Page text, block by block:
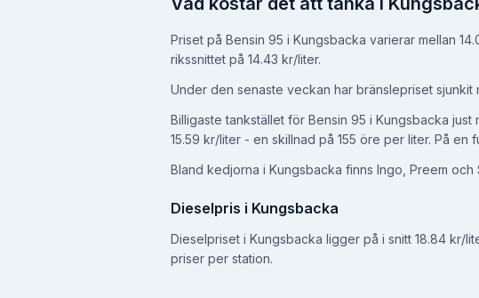
Priset på Bensin 95 i Kungsbacka varierar mellan
rikssnittet på 14.43 kr/liter.
Under den senaste veckan har bränslepriset
Billigaste tankstället för Bensin 95 i Kungsbacka just
15.59 kr/liter - en skillnad på 155 öre per liter. På en
Bland kedjorna i Kungsbacka finns Ingo, Preem och
Dieselpris i Kungsbacka
Dieselpriset i Kungsbacka ligger på i snitt 18.84 kr/
priser per station.